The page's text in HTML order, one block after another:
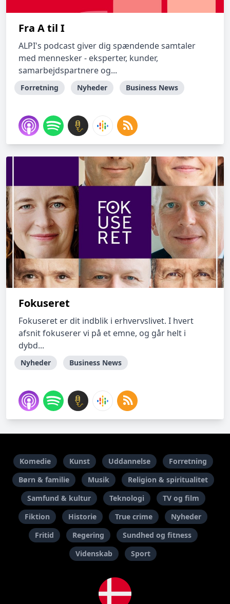
Fra A til I
ALPI's podcast giver dig spændende samtaler
med mennesker - eksperter, kunder,
samarbejdspartnere og...
Forretning Nyheder Business News
Fokuseret
Fokuseret er dit indblik i erhvervslivet. I hvert
afsnit fokuserer vi på et emne, og går helt i
dybd...
Nyheder Business News
Komedie Kunst Uddannelse
Forretning
Børn & familie
Musik
Religion & spiritualitet
Samfund & kultur
Teknologi
TV og film
Fiktion
Historie True crime
Nyheder
Fritid
Regering
Sundhed og fitness
Videnskab
Sport